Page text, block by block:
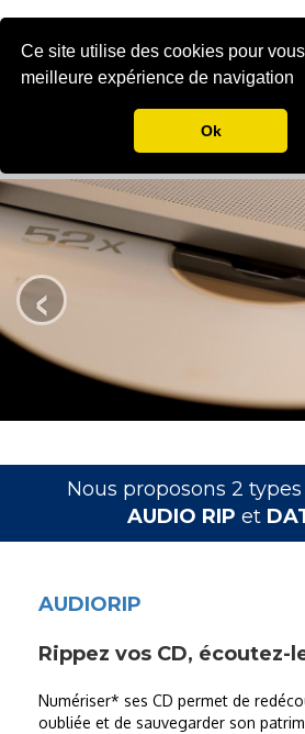
Ce site utilise des cookies pour
meilleure expérience de navigation
Ok
Libérez votre
‹
Nous proposons 2
AUDIO RIP et
AUDIORIP
Rippez vos CD, écoutez-
Numériser* ses CD permet de
oubliée et de sauvegarder son